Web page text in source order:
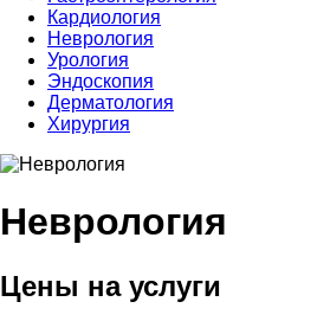
Кардиология
Неврология
Урология
Эндоскопия
Дерматология
Хирургия
Неврология
Цены на услуги